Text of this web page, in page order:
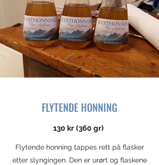
FLYTENDE HONNING
130 kr (360 gr)
Flytende honning tappes rett på flasker
etter slyngingen. Den er urørt og flaskene